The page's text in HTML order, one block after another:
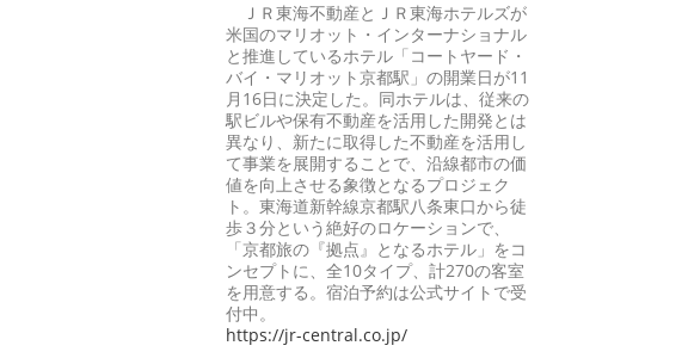
ＪＲ東海不動産とＪＲ東海ホテルズが
米国のマリオット・インターナショナル
と推進しているホテル「コートヤード・
バイ・マリオット京都駅」の開業日が11
月16日に決定した。同ホテルは、従来の
駅ビルや保有不動産を活用した開発とは
異なり、新たに取得した不動産を活用し
て事業を展開することで、沿線都市の価
値を向上させる象徴となるプロジェク
ト。東海道新幹線京都駅八条東口から徒
歩３分という絶好のロケーションで、
「京都旅の『拠点』となるホテル」をコ
ンセプトに、全10タイプ、計270の客室
を用意する。宿泊予約は公式サイトで受
付中。
https://jr-central.co.jp/